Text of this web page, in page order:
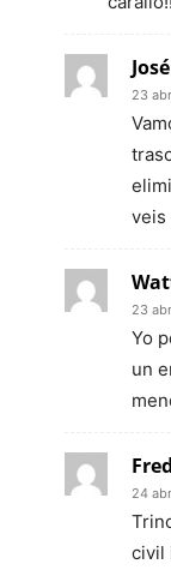
23
veis
23
Yo
un
24
civil